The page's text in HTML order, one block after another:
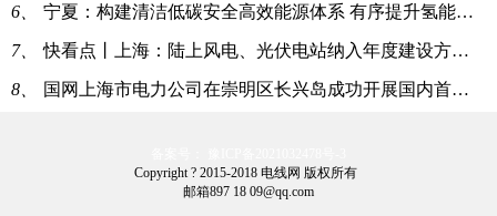
6、 宁夏：构建清洁低碳安全高效能源体系 有序提升氢能产业规模_世界即时
7、 快看点丨上海：陆上风电、光伏电站纳入年度建设方案管理
8、 国网上海市电力公司在崇明区长兴岛成功开展国内首次光柴联合黑启动试验
Copyright ? 2015-2018 电线网 版权所有
邮箱897 18 09@qq.com